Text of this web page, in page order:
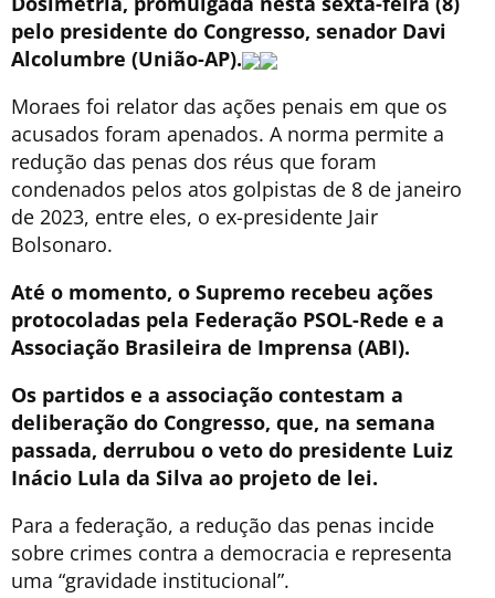
pelo presidente do Congresso, senador Davi
Alcolumbre (União-AP).
Moraes foi relator das ações penais em que os
acusados foram apenados. A norma permite a
redução das penas dos réus que foram
condenados pelos atos golpistas de 8 de janeiro
de 2023, entre eles, o ex-presidente Jair
Bolsonaro.
Até o momento, o Supremo recebeu ações
protocoladas pela Federação PSOL-Rede e a
Associação Brasileira de Imprensa (ABI).
Os partidos e a associação contestam a
deliberação do Congresso, que, na semana
passada, derrubou o veto do presidente Luiz
Inácio Lula da Silva ao projeto de lei.
Para a federação, a redução das penas incide
sobre crimes contra a democracia e representa
uma “gravidade institucional”.